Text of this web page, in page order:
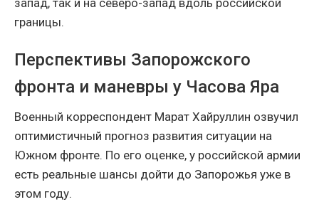
запад, так и на северо-запад вдоль российской
границы.
Перспективы Запорожского
фронта и маневры у Часова Яра
Военный корреспондент Марат Хайруллин озвучил
оптимистичный прогноз развития ситуации на
Южном фронте. По его оценке, у российской армии
есть реальные шансы дойти до Запорожья уже в
этом году.